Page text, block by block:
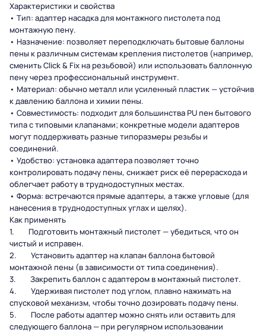
Характеристики и свойства
• Тип: адаптер насадка для монтажного пистолета под
монтажную пену.
• Назначение: позволяет переподключать бытовые баллоны
пены к различным системам крепления пистолетов (например,
сменить Click & Fix на резьбовой) или использовать баллонную
пену через профессиональный инструмент.
• Материал: обычно металл или усиленный пластик — устойчив
к давлению баллона и химии пены.
• Совместимость: подходит для большинства PU пен бытового
типа с типовыми клапанами; конкретные модели адаптеров
могут поддерживать разные типоразмеры резьбы и
соединений.
• Удобство: установка адаптера позволяет точно
контролировать подачу пены, снижает риск её перерасхода и
облегчает работу в труднодоступных местах.
• Форма: встречаются прямые адаптеры, а также угловые (для
нанесения в труднодоступных углах и щелях).
Как применять
1. Подготовить монтажный пистолет — убедиться, что он
чистый и исправен.
2. Установить адаптер на клапан баллона бытовой
монтажной пены (в зависимости от типа соединения).
3. Закрепить баллон с адаптером в монтажный пистолет.
4. Удерживая пистолет под углом, плавно нажимать на
спусковой механизм, чтобы точно дозировать подачу пены.
5. После работы адаптер можно снять или оставить для
следующего баллона — при регулярном использовании